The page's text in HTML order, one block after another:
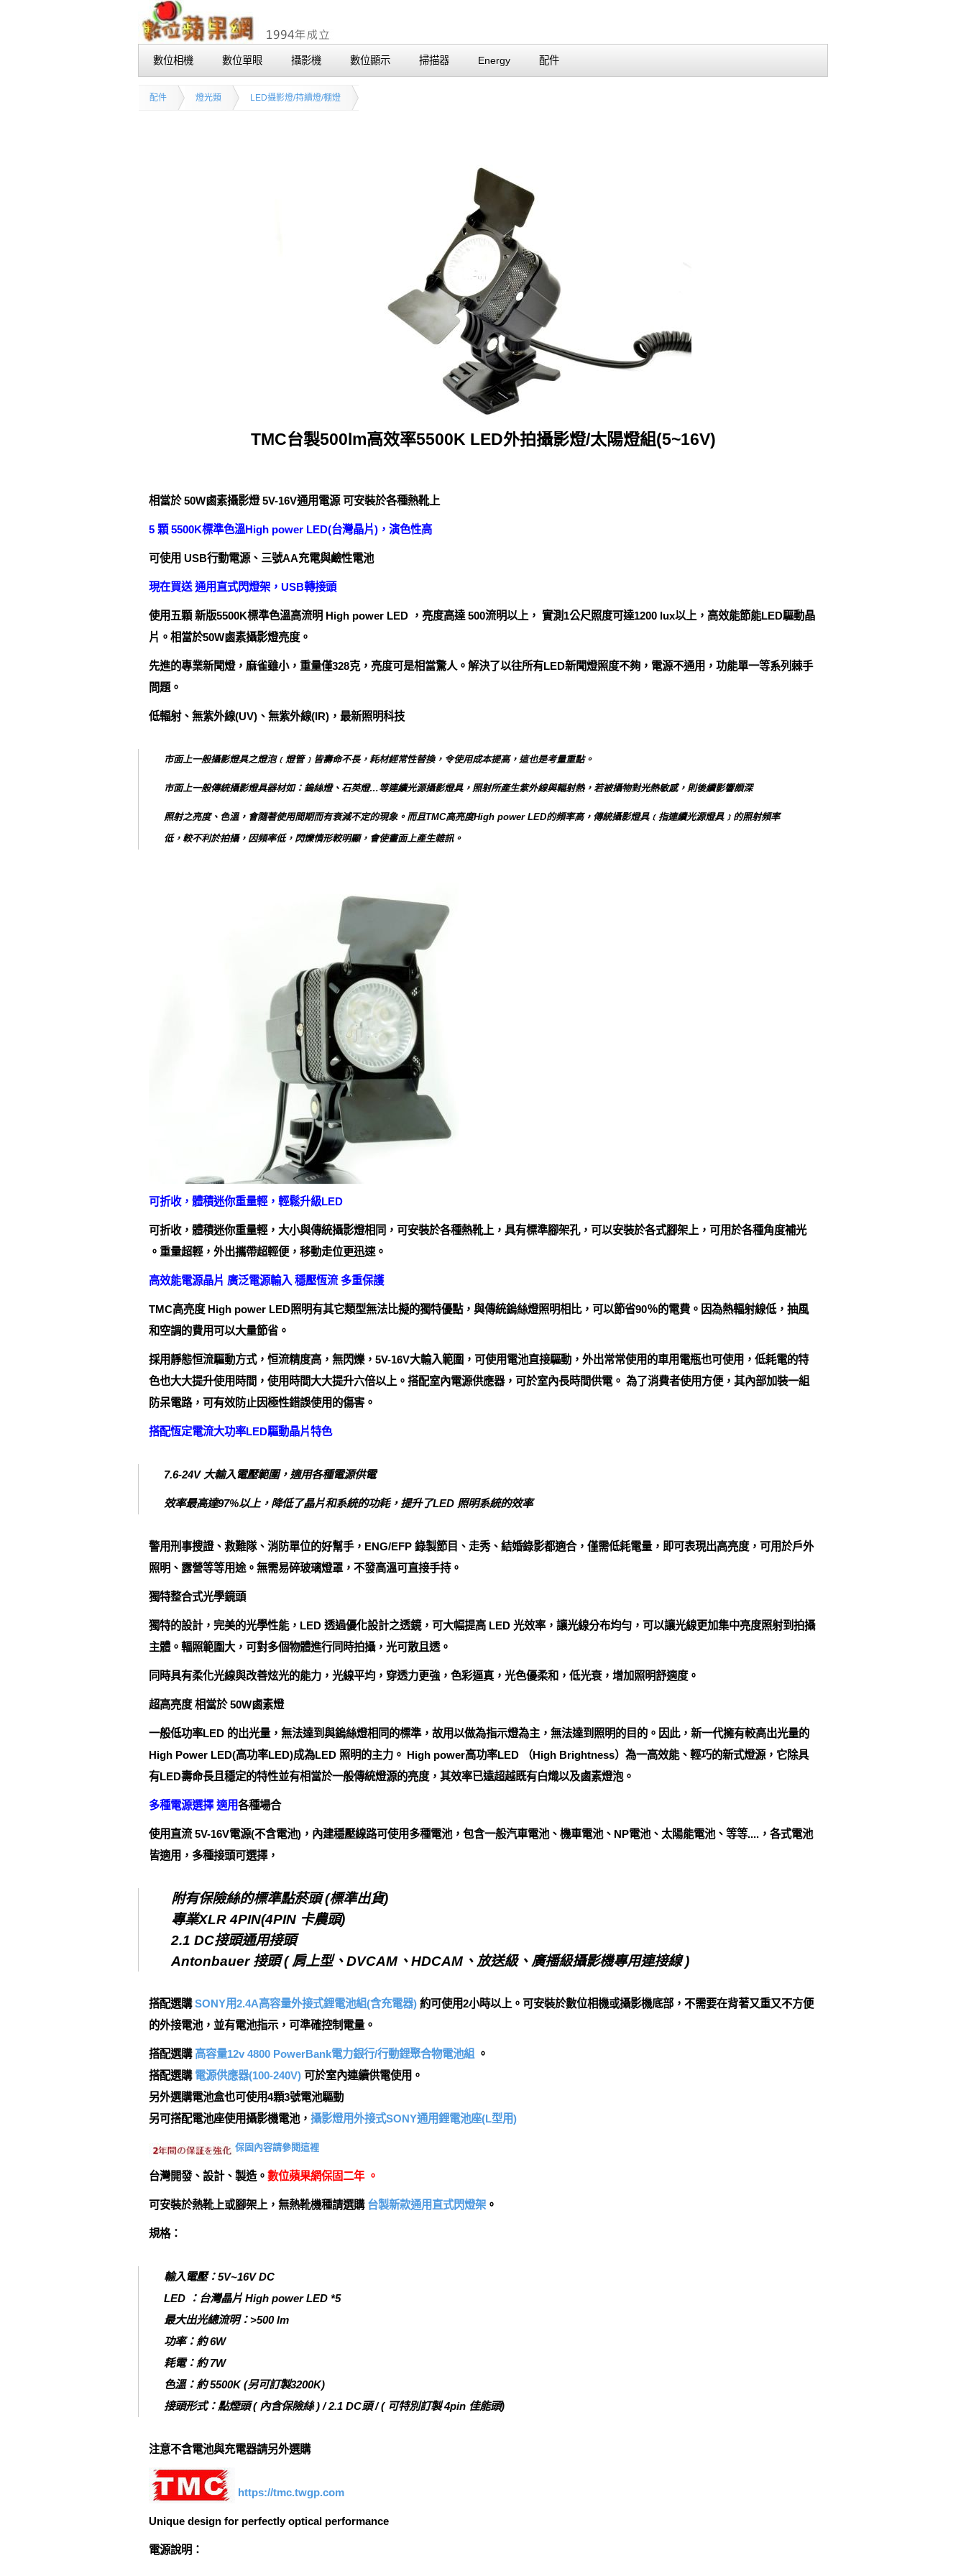
數位相機 數位單眼 攝影機 數位顯示 掃描器 Energy 配件
配件 燈光類 LED攝影燈/持續燈/棚燈
TMC台製500lm高效率5500K LED外拍攝影燈/太陽燈組(5~16V)
相當於 50W鹵素攝影燈 5V-16V通用電源 可安裝於各種熱靴上
5 顆 5500K標準色溫High power LED(台灣晶片)，演色性高
可使用 USB行動電源、三號AA充電與鹼性電池
現在買送 通用直式閃燈架，USB轉接頭
使用五顆 新版5500K標準色溫高流明 High power LED ，亮度高達 500流明以上， 實測1公尺照度可達1200 lux以上，高效能節能LED驅動晶
片。相當於50W鹵素攝影燈亮度。
先進的專業新聞燈，麻雀雖小，重量僅328克，亮度可是相當驚人。解決了以往所有LED新聞燈照度不夠，電源不通用，功能單一等系列棘手
問題。
低輻射、無紫外線(UV)、無紫外線(IR)，最新照明科技
市面上一般攝影燈具之燈泡﹝燈管﹞皆壽命不長，耗材經常性替換，令使用成本提高，這也是考量重點。
市面上一般傳統攝影燈具器材如：鎢絲燈、石英燈…等連續光源攝影燈具，照射所產生紫外線與輻射熱，若被攝物對光熱敏感，則後續影響頗深
照射之亮度、色溫，會隨著使用間期而有衰減不定的現象。而且TMC高亮度High power LED的頻率高，傳統攝影燈具﹝指連續光源燈具﹞的照射頻率
低，較不利於拍攝，因頻率低，閃爍情形較明顯，會使畫面上產生雜訊。
可折收，體積迷你重量輕，輕鬆升級LED
可折收，體積迷你重量輕，大小與傳統攝影燈相同，可安裝於各種熱靴上，具有標準腳架孔，可以安裝於各式腳架上，可用於各種角度補光
。重量超輕，外出攜帶超輕便，移動走位更迅速。
高效能電源晶片 廣泛電源輸入 穩壓恆流 多重保護
TMC高亮度 High power LED照明有其它類型無法比擬的獨特優點，與傳統鎢絲燈照明相比，可以節省90％的電費。因為熱輻射線低，抽風
和空調的費用可以大量節省。
採用靜態恒流驅動方式，恒流精度高，無閃爍，5V-16V大輸入範圍，可使用電池直接驅動，外出常常使用的車用電瓶也可使用，低耗電的特
色也大大提升使用時間，使用時間大大提升六倍以上。搭配室內電源供應器，可於室內長時間供電。 為了消費者使用方便，其內部加裝一組
防呆電路，可有效防止因極性錯誤使用的傷害。
搭配恆定電流大功率LED驅動晶片特色
7.6-24V 大輸入電壓範圍，適用各種電源供電
效率最高達97%以上，降低了晶片和系統的功耗，提升了LED 照明系統的效率
警用刑事搜證、救難隊、消防單位的好幫手，ENG/EFP 錄製節目、走秀、結婚錄影都適合，僅需低耗電量，即可表現出高亮度，可用於戶外
照明、露營等等用途。無需易碎玻璃燈罩，不發高溫可直接手持。
獨特整合式光學鏡頭
獨特的設計，完美的光學性能，LED 透過優化設計之透鏡，可大幅提高 LED 光效率，讓光線分布均勻，可以讓光線更加集中亮度照射到拍攝
主體。輻照範圍大，可對多個物體進行同時拍攝，光可散且透。
同時具有柔化光線與改善炫光的能力，光線平均，穿透力更強，色彩逼真，光色優柔和，低光衰，增加照明舒適度。
超高亮度 相當於 50W鹵素燈
一般低功率LED 的出光量，無法達到與鎢絲燈相同的標準，故用以做為指示燈為主，無法達到照明的目的。因此，新一代擁有較高出光量的
High Power LED(高功率LED)成為LED 照明的主力。 High power高功率LED （High Brightness）為一高效能、輕巧的新式燈源，它除具
有LED壽命長且穩定的特性並有相當於一般傳統燈源的亮度，其效率已遠超越既有白熾以及鹵素燈泡。
多種電源選擇 適用各種場合
使用直流 5V-16V電源(不含電池)，內建穩壓線路可使用多種電池，包含一般汽車電池、機車電池、NP電池、太陽能電池、等等....，各式電池
皆適用，多種接頭可選擇，
附有保險絲的標準點菸頭 (標準出貨)
專業XLR 4PIN(4PIN 卡農頭)
2.1 DC接頭通用接頭
Antonbauer 接頭 ( 肩上型、DVCAM、HDCAM、放送級、廣播級攝影機專用連接線 )
搭配選購SONY用2.4A高容量外接式鋰電池組(含充電器) 約可使用2小時以上。可安裝於數位相機或攝影機底部，不需要在背著又重又不方便
的外接電池，並有電池指示，可準確控制電量。
搭配選購 高容量12v 4800 PowerBank電力銀行/行動鋰聚合物電池組
。
搭配選購 電源供應器(100-240V) 可於室內連續供電使用。
另外選購電池盒也可使用4顆3號電池驅動
另可搭配電池座使用攝影機電池， 攝影燈用外接式SONY通用鋰電池座(L型用)
保固內容請參閱這裡
台灣開發、設計、製造。 數位蘋果網保固二年 。
可安裝於熱靴上或腳架上，無熱靴機種請選購 台製新款通用直式閃燈架 。
規格：
輸入電壓：5V~16V DC
LED ：台灣晶片 High power LED *5
最大出光總流明：>500 lm
功率：約 6W
耗電：約 7W
色溫：約 5500K (另可訂製3200K)
接頭形式：點煙頭 ( 內含保險絲 ) / 2.1 DC頭 / ( 可特別訂製 4pin 佳能頭)
注意不含電池與充電器請另外選購
https://tmc.twgp.com
Unique design for perfectly optical performance
電源說明：